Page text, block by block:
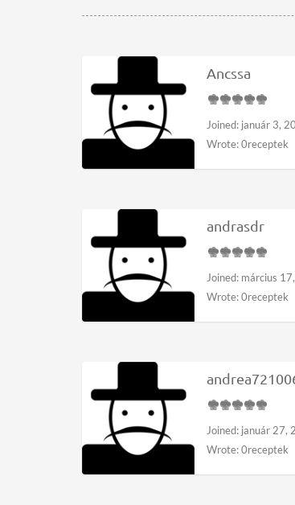
Ancssa
Joined: január 3,
Wrote: 0receptek
andrasdr
Joined: március
Wrote: 0receptek
Joined: január 27,
Wrote: 0receptek